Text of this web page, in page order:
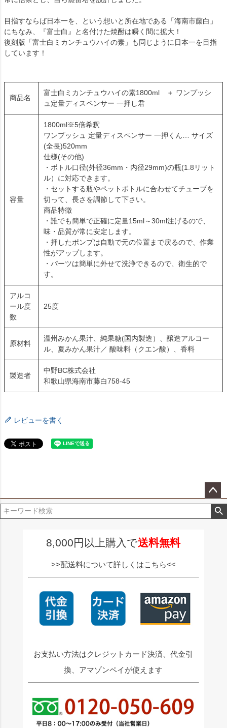
目指すならば日本一を、という想いと所在地である「海南市藤白」
にちなみ、『富士白』と名付けた焼酎は瞬く間に拡大！
復刻版「富士白ミカンチュウハイの素」も同じように日本一を目指
しています！
商品名
富士白ミカンチュウハイの素1800ml ＋ ワンプッシ
ュ定量ディスペンサー 一押し君
容量
1800ml※5倍希釈
ワンプッシュ 定量ディスペンサー 一押くん… サイズ
(全長)520mm
仕様(その他)
・ボトル口径(外径36mm・内径29mm)の瓶(1.8リット
ル）に対応できます。
・セットする瓶やペットボトルに合わせてチューブを
切って、長さを調節して下さい。
商品特徴
・誰でも簡単で正確に定量15ml～30ml注げるので、
味・品質が常に安定します。
・押したポンプは自動で元の位置まで戻るので、作業
性がアップします。
・パーツは簡単に外せて洗浄できるので、衛生的で
す。
アルコ
ール度
数
25度
原材料
温州みかん果汁、純果糖(国内製造）、醸造アルコー
ル、夏みかん果汁／ 酸味料（クエン酸）、香料
製造者
中野BC株式会社
和歌山県海南市藤白758-45
レビューを書く
ペー
ジト
8,000円以上購入で送料無料
>>配送料について詳しくはこちら<<
お支払い方法はクレジットカード決済、代金引
換、アマゾンペイが使えます